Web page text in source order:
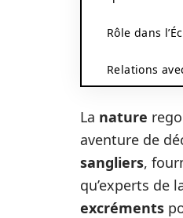
Rôle dans
Relations
La nature
aventure de
sangliers,
qu’experts de
excréments